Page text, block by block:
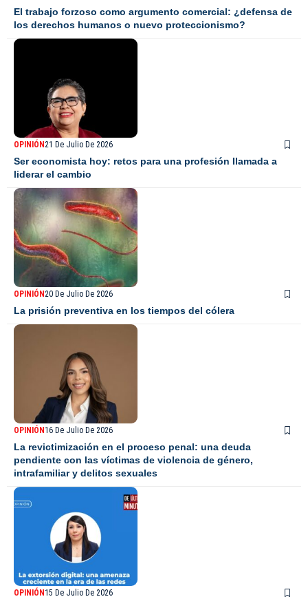
El trabajo forzoso como argumento comercial: ¿defensa de
los derechos humanos o nuevo proteccionismo?
OPINIÓN21 De Julio De 2026
Ser economista hoy: retos para una profesión llamada a
liderar el cambio
OPINIÓN20 De Julio De 2026
La prisión preventiva en los tiempos del cólera
OPINIÓN16 De Julio De 2026
La revictimización en el proceso penal: una deuda
pendiente con las víctimas de violencia de género,
intrafamiliar y delitos sexuales
OPINIÓN15 De Julio De 2026